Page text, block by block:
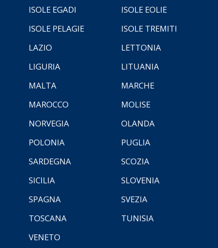
ISOLE EGADI
ISOLE EOLIE
ISOLE PELAGIE
ISOLE TREMITI
LAZIO
LETTONIA
LIGURIA
LITUANIA
MALTA
MARCHE
MAROCCO
MOLISE
NORVEGIA
OLANDA
POLONIA
PUGLIA
SARDEGNA
SCOZIA
SICILIA
SLOVENIA
SPAGNA
SVEZIA
TOSCANA
TUNISIA
VENETO